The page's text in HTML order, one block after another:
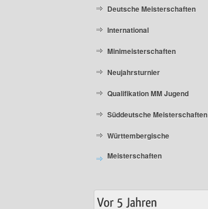
Deutsche Meisterschaften
International
Minimeisterschaften
Neujahrsturnier
Qualifikation MM Jugend
Süddeutsche Meisterschaften
Württembergische
Meisterschaften